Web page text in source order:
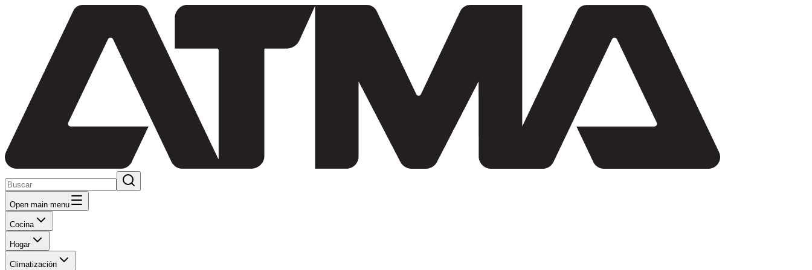
Open main menu
Cocina
Hogar
Climatización